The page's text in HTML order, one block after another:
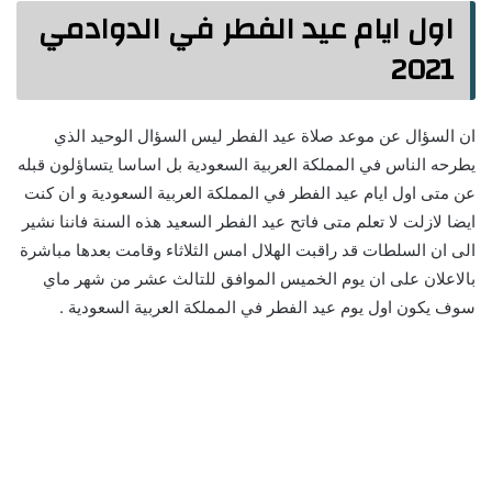
اول ايام عيد الفطر في الدوادمي
2021
ان السؤال عن موعد صلاة عيد الفطر ليس السؤال الوحيد الذي
يطرحه الناس في المملكة العربية السعودية بل اساسا يتساؤلون قبله
عن متى اول ايام عيد الفطر في المملكة العربية السعودية و ان كنت
ايضا لازلت لا تعلم متى فاتح عيد الفطر السعيد هذه السنة فاننا نشير
الى ان السلطات قد راقبت الهلال امس الثلاثاء وقامت بعدها مباشرة
بالاعلان على ان يوم الخميس الموافق للتالث عشر من شهر ماي
سوف يكون اول يوم عيد الفطر في المملكة العربية السعودية .